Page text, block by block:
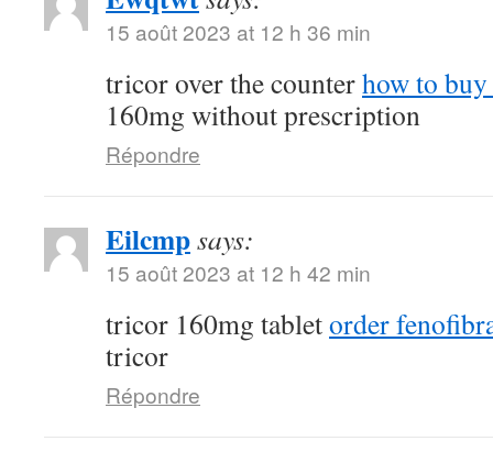
15 août 2023 at 12 h 36 min
tricor over the counterhow to
160mg without prescription
Répondre
Eilcmpsays:
15 août 2023 at 12 h 42 min
tricor 160mg tabletorder
tricor
Répondre